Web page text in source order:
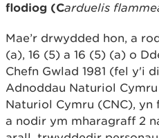
flodiog (Carduelis
Mae’r drwydded hon, a
(a), 16 (5) a 16 (5) (a) o
Chefn Gwlad 1981 (fel y'i
Adnoddau Naturiol
Naturiol Cymru (CNC),
a nodir ym mharagraff 2